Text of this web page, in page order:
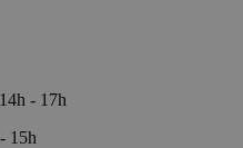
- 17h
15h